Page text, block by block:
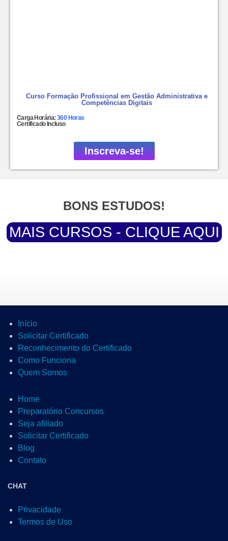
Curso Formação Profissional em Gestão Administrativa e
Competências Digitais
Carga Horária:360 Horas
Certificado Incluso
Inscreva-se!
BONS ESTUDOS!
MAIS CURSOS - CLIQUE AQUI
Início
Solicitar Certificado
Reconhecimento do Certificado
Como Funciona
Quem Somos
Home
Preparatório Concursos
Seja afiliado
Solicitar Certificado
Blog
Contato
CHAT
Privacidade
Termos de Uso